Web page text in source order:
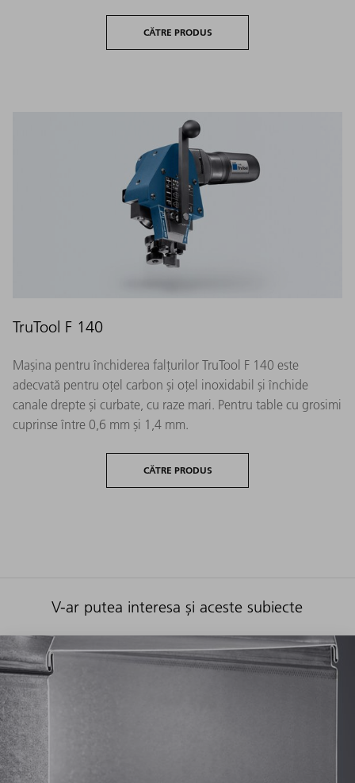
CĂTRE PRODUS
TruTool F 140
Mașina pentru închiderea falțurilor TruTool F 140 este
adecvată pentru oțel carbon și oțel inoxidabil și închide
canale drepte și curbate, cu raze mari. Pentru table cu grosimi
cuprinse între 0,6 mm și 1,4 mm.
CĂTRE PRODUS
V-ar putea interesa și aceste subiecte